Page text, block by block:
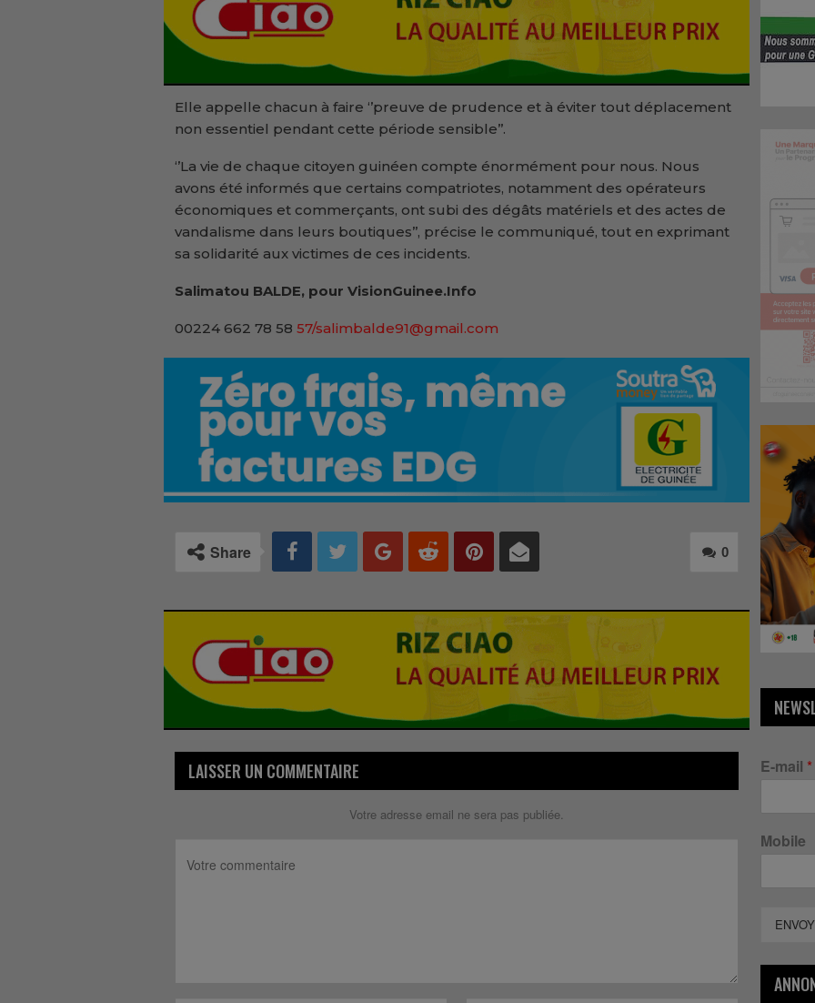
Elle appelle chacun à faire ‘’preuve de prudence et à éviter tout déplacement
non essentiel pendant cette période sensible’’.
‘’La vie de chaque citoyen guinéen compte énormément pour nous. Nous
avons été informés que certains compatriotes, notamment des opérateurs
économiques et commerçants, ont subi des dégâts matériels et des actes de
vandalisme dans leurs boutiques’’, précise le communiqué, tout en exprimant
sa solidarité aux victimes de ces incidents.
Salimatou BALDE, pour VisionGuinee.Info
00224 662 78 58 57/salimbalde91@gmail.com
0
Share
LAISSER UN COMMENTAIRE
Votre adresse email ne sera pas publiée.
E-mail *
Mobile